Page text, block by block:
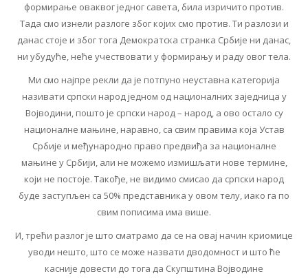
формирање оваквог једног савета, била изричито против.
Тада смо изнели разлоге због којих смо против. Ти разлози и
данас стоје и због тога Демократска странка Србије ни данас,
ни убудуће, неће учествовати у формирању и раду овог тела.
Ми смо најпре рекли да је потпуно неуставна категорија
називати српски народ једном од националних заједница у
Војводини, пошто је српски народ – народ, а ово остало су
националне мањине, наравно, са свим правима која Устав
Србије и међународно право предвиђа за националне
мањине у Србији, али не можемо измишљати нове термине,
који не постоје. Такође, не видимо смисао да српски народ
буде заступљен са 50% представника у овом телу, иако га по
свим пописима има више.
И, трећи разлог је што сматрамо да се на овај начин криомице
уводи нешто, што се може назвати дводомност и што ће
касније довести до тога да Скупштина Војводине